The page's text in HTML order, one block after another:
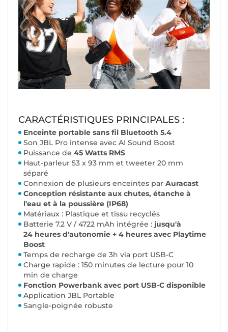
CARACTÉRISTIQUES PRINCIPALES :
Enceinte portable sans fil Bluetooth 5.4
Son JBL Pro intense avec AI Sound Boost
Puissance de 45 Watts RMS
Haut-parleur 53 x 93 mm et tweeter 20 mm
séparé
Connexion de plusieurs enceintes par Auracast
Conception résistante aux chutes, étanche à
l'eau et à la poussière (IP68)
Matériaux : Plastique et tissu recyclés
Batterie 7.2 V / 4722 mAh intégrée : jusqu'à
24 heures d'autonomie + 4 heures avec Playtime
Boost
Temps de recharge de 3h via port USB-C
Charge rapide : 150 minutes de lecture pour 10
min de charge
Fonction Powerbank avec port USB-C disponible
Application JBL Portable
Sangle-poignée robuste